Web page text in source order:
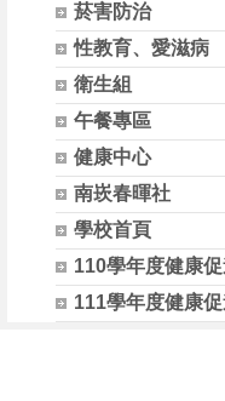
菸害防治
性教育、愛滋病
衛生組
午餐專區
健康中心
南崁春暉社
學校首頁
110學年度健康促
111學年度健康促